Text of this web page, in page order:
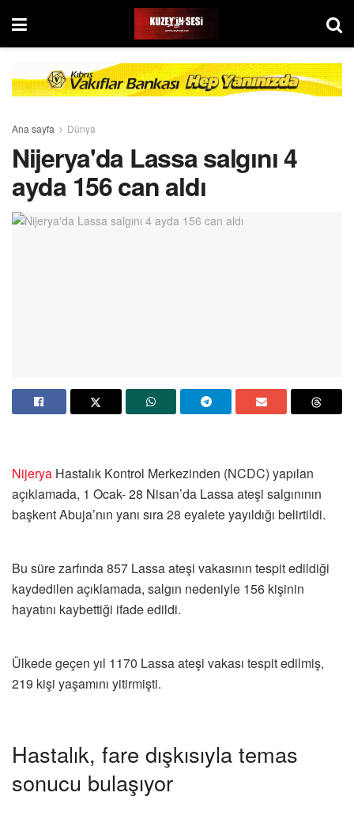
Ana sayfa Dünya
Nijerya'da Lassa salgını 4
ayda 156 can aldı
Nijerya Hastalık Kontrol Merkezinden (NCDC) yapılan
açıklamada, 1 Ocak- 28 Nisan’da Lassa ateşi salgınının
başkent Abuja’nın yanı sıra 28 eyalete yayıldığı belirtildi.
Bu süre zarfında 857 Lassa ateşi vakasının tespit edildiği
kaydedilen açıklamada, salgın nedeniyle 156 kişinin
hayatını kaybettiği ifade edildi.
Ülkede geçen yıl 1170 Lassa ateşi vakası tespit edilmiş,
219 kişi yaşamını yitirmişti.
Hastalık, fare dışkısıyla temas
sonucu bulaşıyor